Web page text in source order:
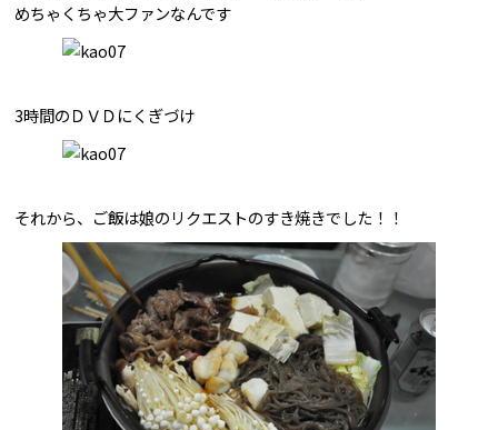
めちゃくちゃ大ファンなんです
3時間のＤＶＤにくぎづけ
それから、ご飯は娘のリクエストのすき焼きでした！！